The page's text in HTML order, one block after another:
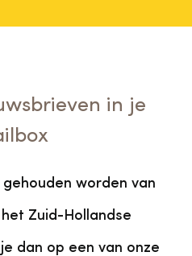
in je
worden van
Zuid-Hollandse
dan op een van onze